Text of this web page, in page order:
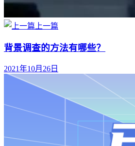
上一篇
背景调查的方法有哪些？
2021年10月26日